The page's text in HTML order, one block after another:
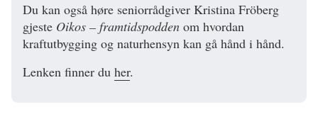
Du kan også høre seniorrådgiver Kristina Fröberg
gjeste Oikos – framtidspodden om hvordan
kraftutbygging og naturhensyn kan gå hånd i hånd.
Lenken finner du her.